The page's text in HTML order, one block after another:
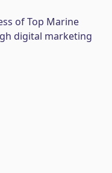
of Top Marine
digital marketing